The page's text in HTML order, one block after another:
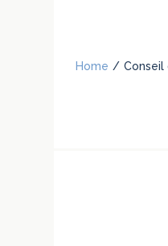
Home / Conseil